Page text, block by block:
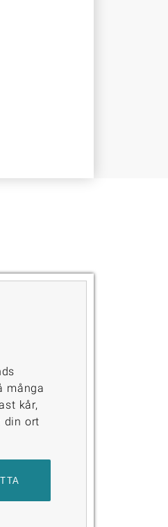
många
kår,
din ort